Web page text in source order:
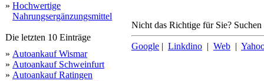
» Hochwertige
Nahrungsergänzungsmittel
Die letzten 10 Einträge
» Autoankauf Wismar
» Autoankauf Schweinfurt
» Autoankauf Ratingen
Nicht das Richtige für Sie? Suchen
Google | Linkdino | Web |